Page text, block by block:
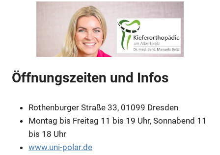
Anzeige
Öffnungszeiten und Infos
Rothenburger Straße 33, 01099 Dresden
Montag bis Freitag 11 bis 19 Uhr, Sonnabend 11
bis 18 Uhr
www.uni-polar.de